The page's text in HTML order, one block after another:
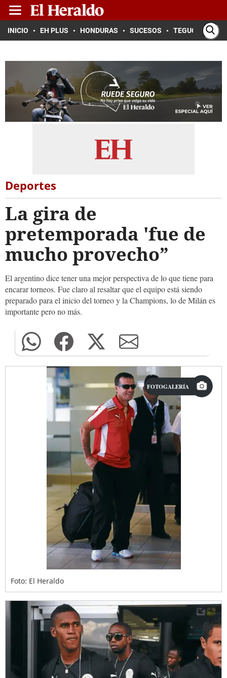
INICIO EH PLUS HONDURAS SUCESOS TEGUCIGALPA
Deportes
La gira de
pretemporada 'fue de
mucho provecho”
El argentino dice tener una mejor perspectiva de lo que tiene para
encarar torneos. Fue claro al resaltar que el equipo está siendo
preparado para el inicio del torneo y la Champions, lo de Milán es
importante pero no más.
FOTOGALERÍA
Foto: El Heraldo